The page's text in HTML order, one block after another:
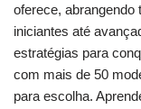
oferece, abrangendo
iniciantes até
estratégias para
com mais de 50
para escolha.